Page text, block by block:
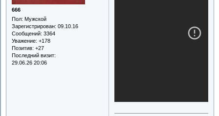
666
Пол: Мужской
Зарегистрирован: 09.10.16
Сообщений: 3364
Уважение: +178
Позитив: +27
Последний визит:
29.06.26 20:06